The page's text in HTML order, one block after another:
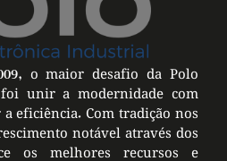
o maior desafio da Polo
unir a modernidade com
eficiência. Com tradição nos
notável através dos
os melhores recursos e